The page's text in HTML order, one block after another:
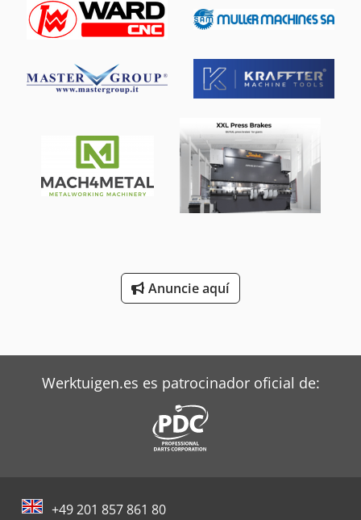
Anuncie aquí
Werktuigen.es es patrocinador oficial de:
+49 201 857 861 80